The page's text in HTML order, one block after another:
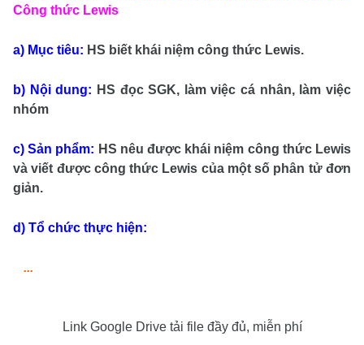
Công thức Lewis
a) Mục tiêu: HS biết khái niệm công thức Lewis.
b) Nội dung: HS đọc SGK, làm việc cá nhân, làm việc
nhóm
c) Sản phẩm: HS nêu được khái niệm công thức Lewis
và viết được công thức Lewis của một số phân tử đơn
giản.
d) Tổ chức thực hiện:
...
Link Google Drive tải file đầy đủ, miễn phí